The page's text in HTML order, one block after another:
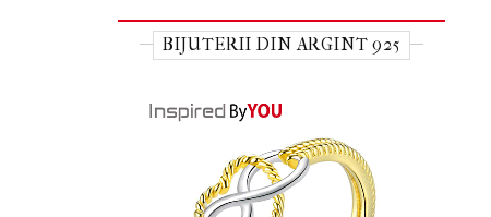
BIJUTERII DIN ARGINT 925